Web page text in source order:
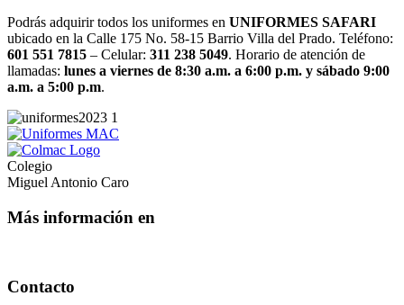
Podrás adquirir todos los uniformes en UNIFORMES SAFARI
ubicado en la Calle 175 No. 58-15 Barrio Villa del Prado. Teléfono:
601 551 7815 – Celular: 311 238 5049. Horario de atención de
llamadas: lunes a viernes de 8:30 a.m. a 6:00 p.m. y sábado 9:00
a.m. a 5:00 p.m.
Colegio
Miguel Antonio Caro
Más información en
Contacto